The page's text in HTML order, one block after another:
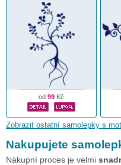
od 99 Kč
Zobrazit ostatní samolepky s
Nakupujete
Nákupní proces je velmi